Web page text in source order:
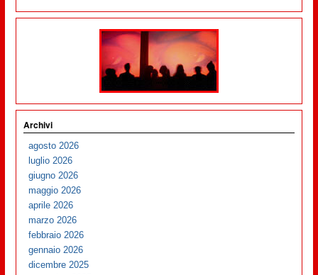
Archivi
agosto 2026
luglio 2026
giugno 2026
maggio 2026
aprile 2026
marzo 2026
febbraio 2026
gennaio 2026
dicembre 2025